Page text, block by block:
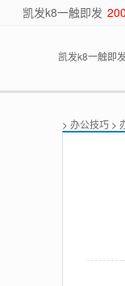
凯发k8一触即发
凯发k8一触即发
> 办公技巧 >